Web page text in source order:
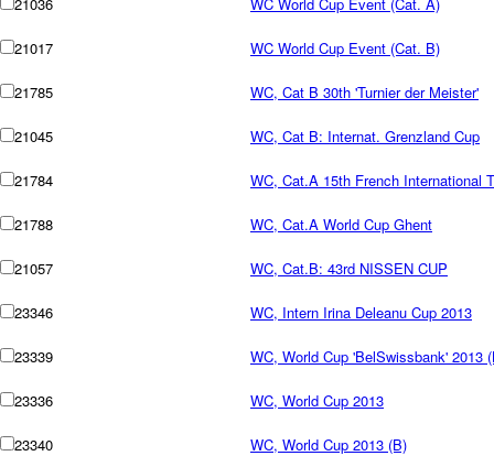
21017 WC World Cup Event (Cat. B)
21785 WC, Cat B 30th 'Turnier der Meister'
21045 WC, Cat B: Internat. Grenzland Cup
21784 WC, Cat.A 15th French International
21788 WC, Cat.A World Cup Ghent
21057 WC, Cat.B: 43rd NISSEN CUP
23346 WC, Intern Irina Deleanu Cup 2013
23339 WC, World Cup 'BelSwissbank' 2013
23336 WC, World Cup 2013
23340 WC, World Cup 2013 (B)